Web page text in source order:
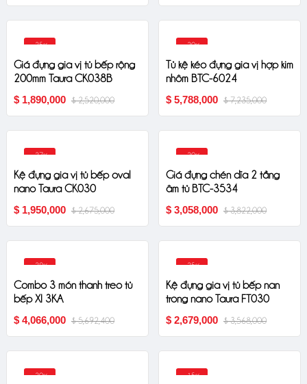
-25%
Giá đựng gia vị tủ bếp rộng
200mm Taura CK038B
$ 1,890,000 $ 2,520,000
-20%
Tủ kệ kéo đựng gia vị hợp kim
nhôm BTC-6024
$ 5,788,000 $ 7,235,000
-27%
Kệ đựng gia vị tủ bếp oval
nano Taura CK030
$ 1,950,000 $ 2,675,000
-20%
Giá đựng chén dĩa 2 tầng
âm tủ BTC-3534
$ 3,058,000 $ 3,822,000
-29%
Combo 3 món thanh treo tủ
bếp XI 3KA
$ 4,066,000 $ 5,692,400
-25%
Kệ đựng gia vị tủ bếp nan
trong nano Taura FT030
$ 2,679,000 $ 3,568,000
-20% -15%